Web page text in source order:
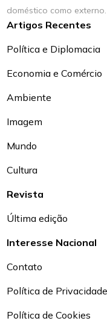
doméstico como externo.
Artigos Recentes
Política e Diplomacia
Economia e Comércio
Ambiente
Imagem
Mundo
Cultura
Revista
Última edição
Interesse Nacional
Contato
Política de Privacidade
Política de Cookies